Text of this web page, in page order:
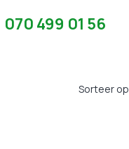
070 499 01 56
Sorteer op